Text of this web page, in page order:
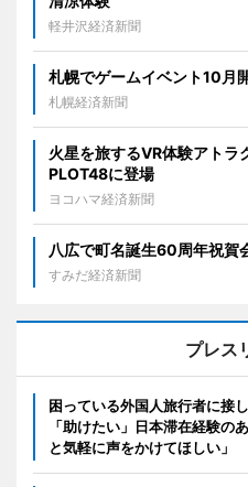
軽井沢経済新聞
札幌でゲームイベント10
札幌経済新聞
火星を旅するVR体験アト
PLOT48に登場
ヨコハマ経済新聞
八広で町名誕生60周年祝
すみだ経済新聞
プレス
困っている外国人旅行者に接
「助けたい」日本滞在経験の
と気軽に声をかけてほしい」